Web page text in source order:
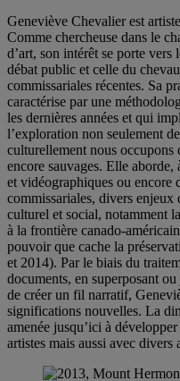
Geneviève Chevalier est
Comme chercheuse dans le
d’art, son intérêt se porte
débat public et celle du
commissariales récentes. Sa
caractérise par une
les dernières années et qui
l’exploration non seulement
culturellement nous occupons
encore sauvages. Elle aborde,
et vidéographiques ou encore
commissariales, divers enjeux
culturel et social, notamment
à la frontière canado-
pouvoir que cache la
et 2014). Par le biais du
documents, en superposant
de créer un fil narratif,
significations nouvelles. La
amenée jusqu’ici à
artistes mais aussi avec divers